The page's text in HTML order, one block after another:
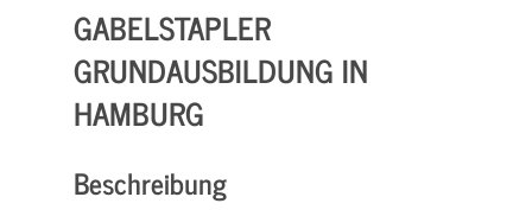
GABELSTAPLER
GRUNDAUSBILDUNG IN
HAMBURG
Beschreibung